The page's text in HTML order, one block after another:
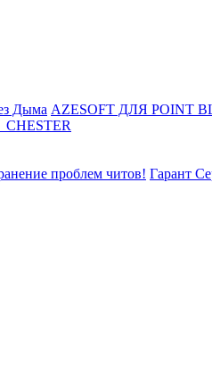
Дыма AZESOFT ДЛЯ POINT
проблем читов! Гарант